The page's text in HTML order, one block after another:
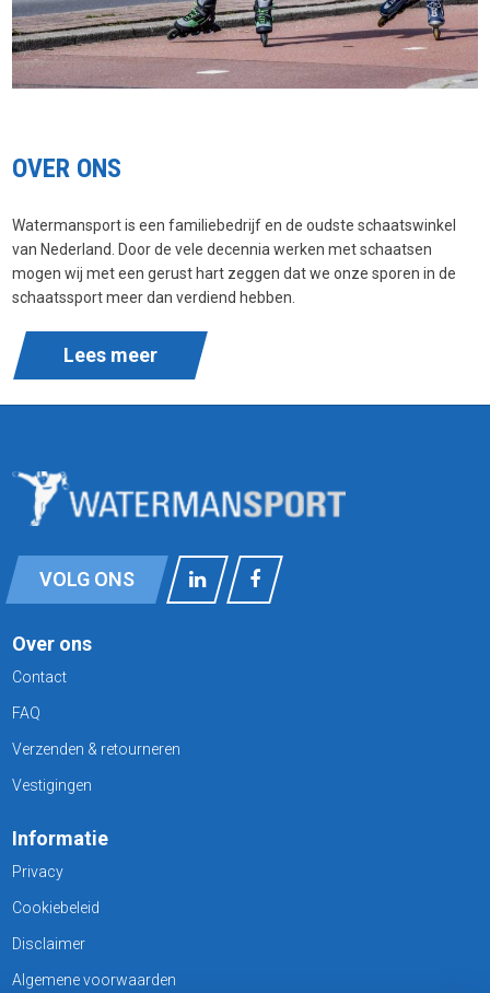
OVER ONS
Watermansport is een familiebedrijf en de oudste schaatswinkel
van Nederland. Door de vele decennia werken met schaatsen
mogen wij met een gerust hart zeggen dat we onze sporen in de
schaatssport meer dan verdiend hebben.
Lees meer
VOLG ONS
Over ons
Contact
FAQ
Verzenden & retourneren
Vestigingen
Informatie
Privacy
Cookiebeleid
Disclaimer
Algemene voorwaarden